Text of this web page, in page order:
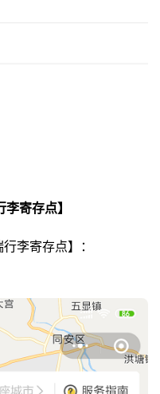
寄存点】
李寄存点】：